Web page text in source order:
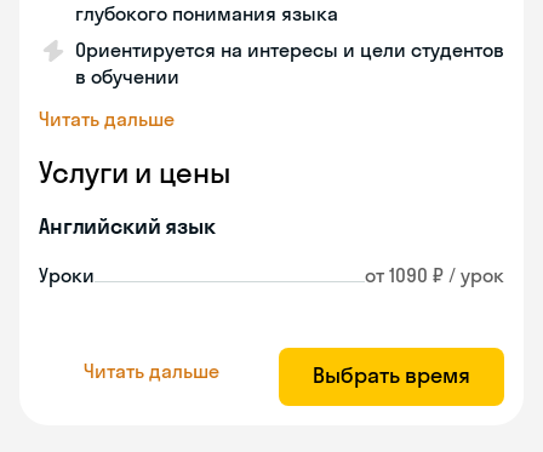
глубокого понимания языка
Ориентируется на интересы и цели студентов
в обучении
Читать дальше
Услуги и цены
Английский язык
Уроки от 1090 ₽ / урок
Читать дальше Выбрать время